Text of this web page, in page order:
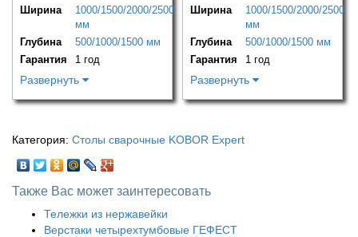
Ширина
1000/1500/2000/2500
мм
Глубина
500/1000/1500 мм
Гарантия
1 год
Развернуть
Ширина
1000/1500/2000/2500
мм
Глубина
500/1000/1500 мм
Гарантия
1 год
Развернуть
Категория: Столы сварочные KOBOR Expert
Также Вас может заинтересовать
Тележки из нержавейки
Верстаки четырехтумбовые ГЕФЕСТ